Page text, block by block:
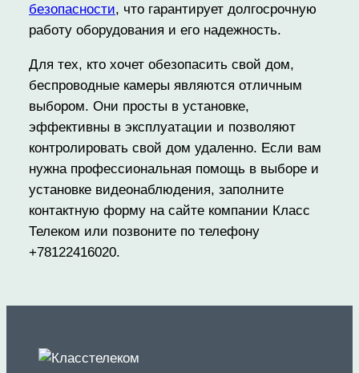
безопасности, что гарантирует долгосрочную
работу оборудования и его надежность.
Для тех, кто хочет обезопасить свой дом,
беспроводные камеры являются отличным
выбором. Они просты в установке,
эффективны в эксплуатации и позволяют
контролировать свой дом удаленно. Если вам
нужна профессиональная помощь в выборе и
установке видеонаблюдения, заполните
контактную форму на сайте компании Класс
Телеком или позвоните по телефону
+78122416020.